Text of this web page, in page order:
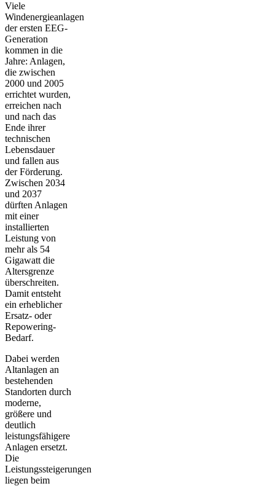
Viele
Windenergieanlagen
der ersten EEG-
Generation
kommen in die
Jahre: Anlagen,
die zwischen
2000 und 2005
errichtet wurden,
erreichen nach
und nach das
Ende ihrer
technischen
Lebensdauer
und fallen aus
der Förderung.
Zwischen 2034
und 2037
dürften Anlagen
mit einer
installierten
Leistung von
mehr als 54
Gigawatt die
Altersgrenze
überschreiten.
Damit entsteht
ein erheblicher
Ersatz- oder
Repowering-
Bedarf.
Dabei werden
Altanlagen an
bestehenden
Standorten durch
moderne,
größere und
deutlich
leistungsfähigere
Anlagen ersetzt.
Die
Leistungssteigerungen
liegen beim